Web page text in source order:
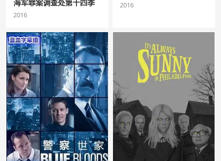
海军罪案调查处第十四季
2016
2016